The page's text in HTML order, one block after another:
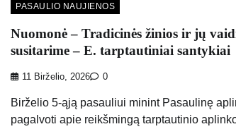
PASAULIO NAUJIENOS
Nuomonė – Tradicinės žinios ir jų
susitarime – E. tarptautiniai santykiai
11 Birželio, 2026 0
Birželio 5-ąją pasauliui minint Pasaulinę
pagalvoti apie reikšmingą tarptautinio